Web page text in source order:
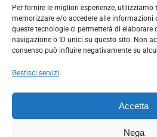
Per fornire le migliori esperienze, utilizziamo
memorizzare e/o accedere alle informazioni
queste tecnologie ci permetterà di
navigazione o ID unici su questo sito. Non
consenso può influire negativamente su
Gestisci servizi
Accetta
Nega
La Società ha nominato il Responsabile della Protezione dei Dati
adottate dalla nostra Società per tutelare i
Per contattare il DPO può
La Società ha inoltre adottato un proprio Codice